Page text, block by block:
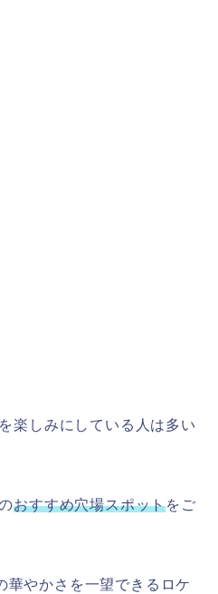
を楽しみにしている人は多い
おすすめ穴場スポットをご
華やかさを一望できるロケ